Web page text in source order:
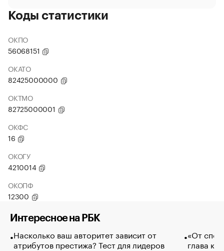
Коды статистики
ОКПО
56068151
ОКАТО
82425000000
ОКТМО
82725000001
ОКФС
16
ОКОГУ
4210014
ОКОПФ
12300
Интересное на РБК
Насколько ваш авторитет зависит от
атрибутов престижа? Тест для лидеров
«От
глава